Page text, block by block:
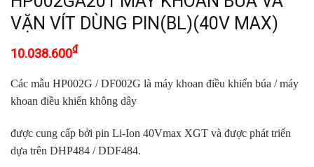
VẶN VÍT DÙNG PIN(BL)(40V MAX)
10.038.600₫
Các mẫu HP002G / DF002G là máy khoan điều khiển búa / máy
khoan điều khiển không dây
được cung cấp bởi pin Li-Ion 40Vmax XGT và được phát triển
dựa trên DHP484 / DDF484.